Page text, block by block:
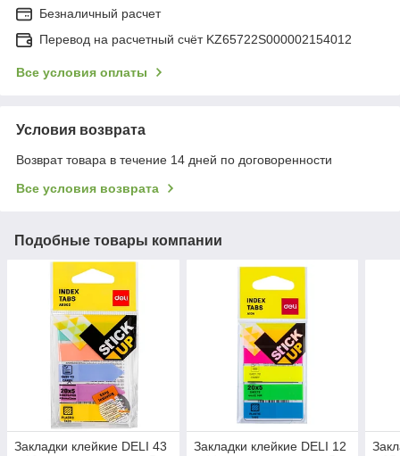
Безналичный расчет
Перевод на расчетный счёт KZ65722S000002154012
Все условия оплаты
Условия возврата
Возврат товара в течение 14 дней по договоренности
Все условия возврата
Подобные товары компании
Закладки клейкие DELI 43
Закладки клейкие DELI 12